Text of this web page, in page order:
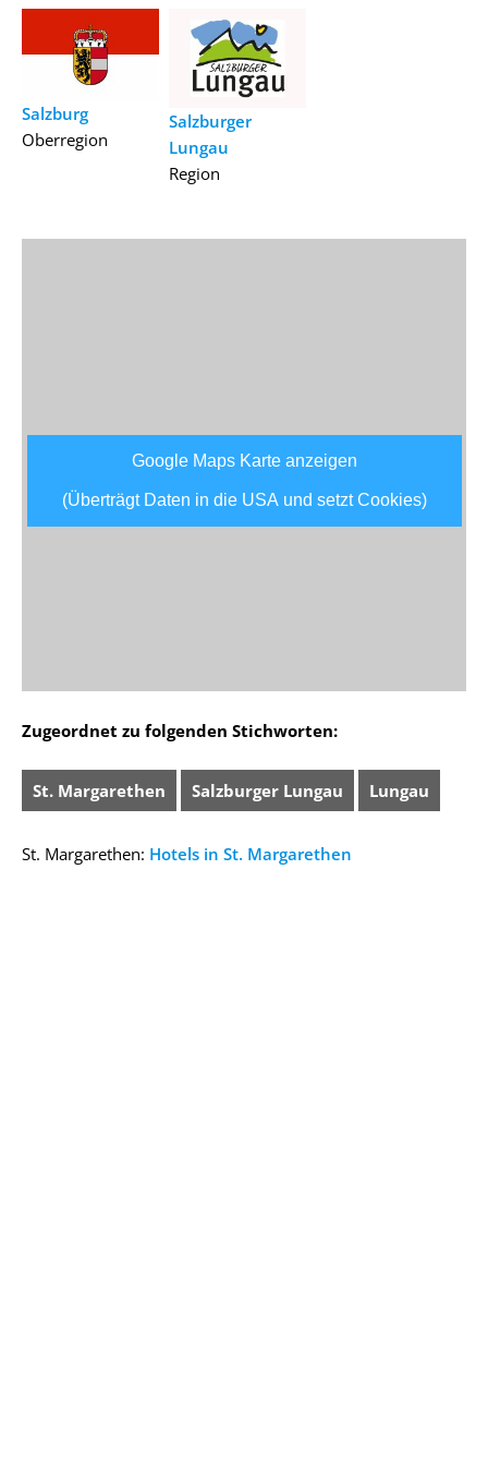
Salzburg
Oberregion
Salzburger
Lungau
Region
Google Maps Karte anzeigen
(Überträgt Daten in die USA und setzt Cookies)
Zugeordnet zu folgenden Stichworten:
St. Margarethen Salzburger Lungau Lungau
St. Margarethen: Hotels in St. Margarethen